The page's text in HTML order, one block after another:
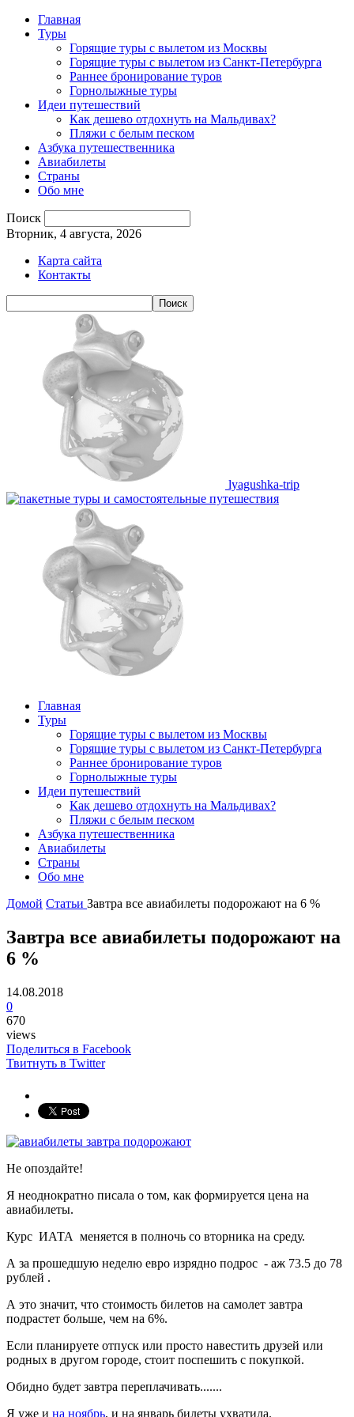
Главная
Туры
Горящие туры с вылетом из Москвы
Горящие туры с вылетом из Санкт-Петербурга
Раннее бронирование туров
Горнолыжные туры
Идеи путешествий
Как дешево отдохнуть на Мальдивах?
Пляжи с белым песком
Азбука путешественника
Авиабилеты
Страны
Обо мне
Поиск
Вторник, 4 августа, 2026
Карта сайта
Контакты
lyagushka-trip
Главная
Туры
Горящие туры с вылетом из Москвы
Горящие туры с вылетом из Санкт-Петербурга
Раннее бронирование туров
Горнолыжные туры
Идеи путешествий
Как дешево отдохнуть на Мальдивах?
Пляжи с белым песком
Азбука путешественника
Авиабилеты
Страны
Обо мне
Домой Статьи Завтра все авиабилеты подорожают на 6 %
Завтра все авиабилеты подорожают на
6 %
14.08.2018
0
670
views
Поделиться в Facebook
Твитнуть в Twitter
Не опоздайте!
Я неоднократно писала о том, как формируется цена на
авиабилеты.
Курс ИАТА меняется в полночь со вторника на среду.
А за прошедшую неделю евро изрядно подрос - аж 73.5 до 78
рублей .
А это значит, что стоимость билетов на самолет завтра
подрастет больше, чем на 6%.
Если планируете отпуск или просто навестить друзей или
родных в другом городе, стоит поспешить с покупкой.
Обидно будет завтра переплачивать.......
Я уже и на ноябрь, и на январь билеты ухватила.